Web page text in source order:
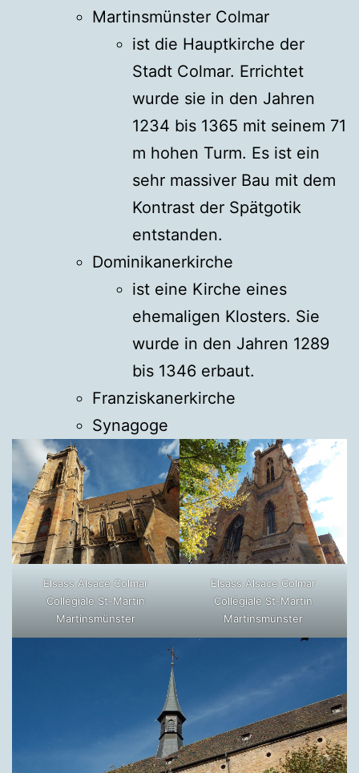
Martinsmünster Colmar
ist die Hauptkirche der
Stadt Colmar. Errichtet
wurde sie in den Jahren
1234 bis 1365 mit seinem 71
m hohen Turm. Es ist ein
sehr massiver Bau mit dem
Kontrast der Spätgotik
entstanden.
Dominikanerkirche
ist eine Kirche eines
ehemaligen Klosters. Sie
wurde in den Jahren 1289
bis 1346 erbaut.
Franziskanerkirche
Synagoge
Elsass Alsace Colmar
Collégiale St-Martin
Martinsmünster
Elsass Alsace Colmar
Collégiale St-Martin
Martinsmünster